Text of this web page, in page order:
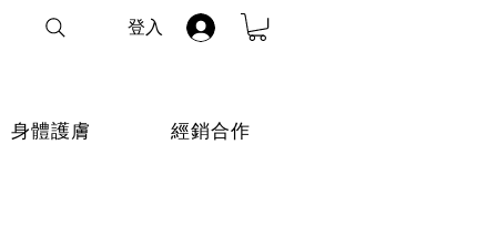
登入
身體護膚 經銷合作